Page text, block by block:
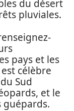
du désert
pluviales.
pays et les
célèbre
Sud
et le
guépards.